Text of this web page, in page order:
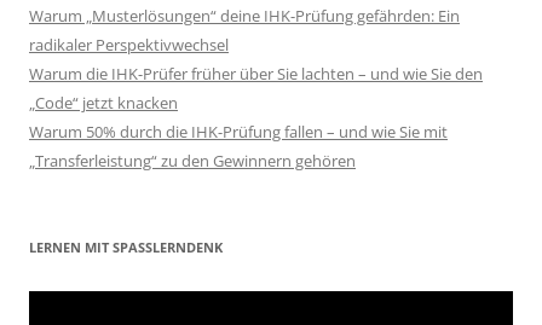
Warum „Musterlösungen“ deine IHK-Prüfung gefährden: Ein
radikaler Perspektivwechsel
Warum die IHK-Prüfer früher über Sie lachten – und wie Sie den
„Code“ jetzt knacken
Warum 50% durch die IHK-Prüfung fallen – und wie Sie mit
„Transferleistung“ zu den Gewinnern gehören
LERNEN MIT SPASSLERNDENK